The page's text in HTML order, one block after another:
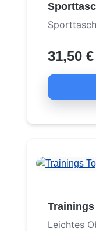
31,50 €
Trainings
Leichtes